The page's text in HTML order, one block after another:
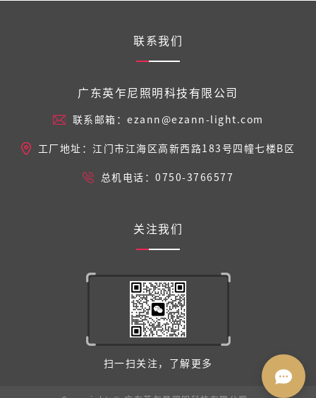
联系我们
广东英乍尼照明科技有限公司
联系邮箱：ezann@ezann-light.com
工厂地址：江门市江海区高新西路183号四幢七楼B区
总机电话：0750-3766577
关注我们
扫一扫关注，了解更多